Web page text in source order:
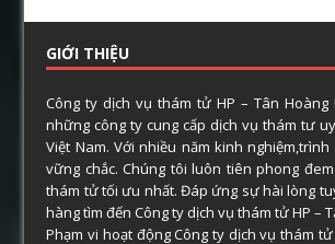
GIỚI THIỆU
Công ty dịch vụ thám tử HP – Tân
những công ty cung cấp dịch vụ thám tư
Việt Nam. Với nhiều năm kinh
vững chắc. Chúng tôi luôn tiên phong
thám tử tối ưu nhất. Đáp ứng sự hài lòng
hàng tìm đến Công ty dịch vụ thám tử HP –
Phạm vi hoạt động Công ty dịch vụ thám